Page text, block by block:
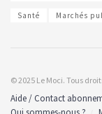
Santé Marchés
© 2025 Le Moci. Tous
Aide / Contact